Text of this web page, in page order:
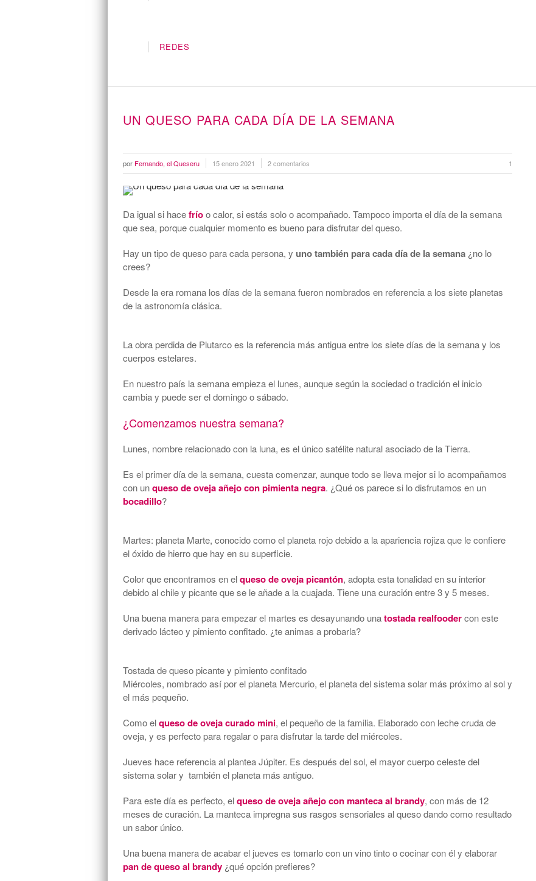
REDES
UN QUESO PARA CADA DÍA DE LA SEMANA
por Fernando, el Queseru 15 enero 2021 2 comentarios 1
Da igual si hacefríoo calor, si estás solo o acompañado. Tampoco importa el día de la semana
que sea, porque cualquier momento es bueno para disfrutar del queso.
Hay un tipo de queso para cada persona, y uno también para cada día de la semana ¿no lo
crees?
Desde la era romana los días de la semana fueron nombrados en referencia a los siete planetas
de la astronomía clásica.
La obra perdida de Plutarco es la referencia más antigua entre los siete días de la semana y los
cuerpos estelares.
En nuestro país la semana empieza el lunes, aunque según la sociedad o tradición el inicio
cambia y puede ser el domingo o sábado.
¿Comenzamos nuestra semana?
Lunes, nombre relacionado con la luna, es el único satélite natural asociado de la Tierra.
Es el primer día de la semana, cuesta comenzar, aunque todo se lleva mejor si lo acompañamos
con unqueso de oveja añejo con pimienta negra. ¿Qué os parece si lo disfrutamos en un
bocadillo?
Martes: planeta Marte, conocido como el planeta rojo debido a la apariencia rojiza que le confiere
el óxido de hierro que hay en su superficie.
Color que encontramos en elqueso de oveja picantón, adopta esta tonalidad en su interior
debido al chile y picante que se le añade a la cuajada. Tiene una curación entre 3 y 5 meses.
Una buena manera para empezar el martes es desayunando unatostada realfoodercon este
derivado lácteo y pimiento confitado. ¿te animas a probarla?
Tostada de queso picante y pimiento confitado
Miércoles, nombrado así por el planeta Mercurio, el planeta del sistema solar más próximo al sol y
el más pequeño.
Como elqueso de oveja curado mini, el pequeño de la familia. Elaborado con leche cruda de
oveja, y es perfecto para regalar o para disfrutar la tarde del miércoles.
Jueves hace referencia al plantea Júpiter. Es después del sol, el mayor cuerpo celeste del
sistema solar y también el planeta más antiguo.
Para este día es perfecto, elqueso de oveja añejo con manteca al brandy, con más de 12
meses de curación. La manteca impregna sus rasgos sensoriales al queso dando como resultado
un sabor único.
Una buena manera de acabar el jueves es tomarlo con un vino tinto o cocinar con él y elaborar
pan de queso al brandy ¿qué opción prefieres?